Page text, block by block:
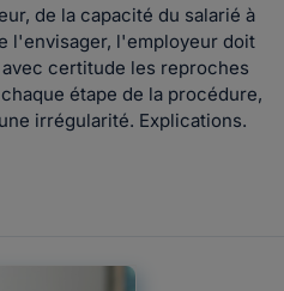
de la capacité du salarié à
l'envisager, l'employeur doit
certitude les reproches
étape de la procédure,
irrégularité. Explications.